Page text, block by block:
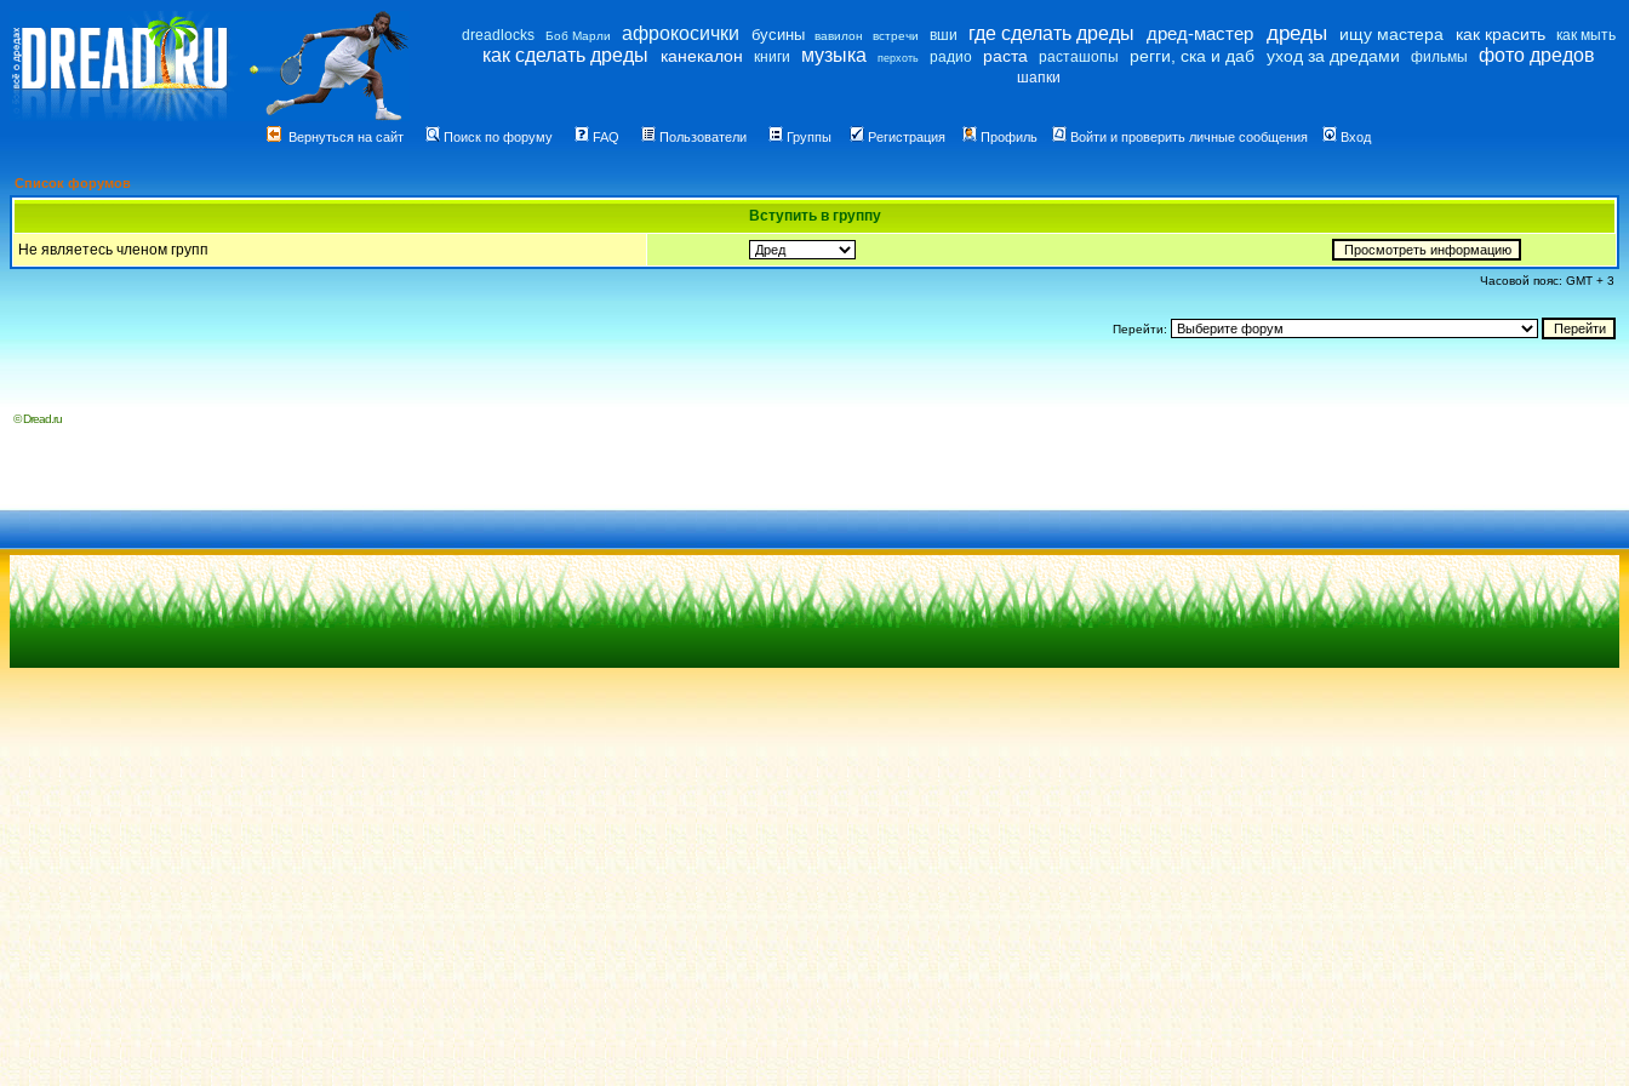
dreadlocks Боб Марли афрокосички бусины вавилон встречи вши где сделать дреды дред-мастер дреды ищу мастера как красить как мыть
как сделать дреды канекалон книги музыка перхоть радио раста расташопы регги, ска и даб уход за дредами фильмы фото дредов
шапки
Вернуться на сайт Поиск по форуму FAQ Пользователи Группы Регистрация Профиль Войти и проверить личные сообщения Вход
Список форумов
Вступить в группу
Не являетесь членом групп
Часовой пояс: GMT + 3
Перейти:
© Dread.ru